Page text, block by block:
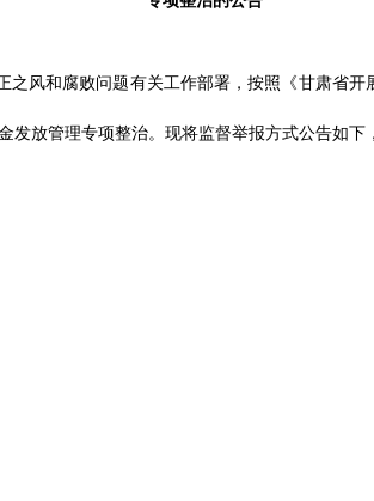
风和腐败问题有关工作部署，按照《甘肃省
放管理专项整治。现将监督举报方式公告如下